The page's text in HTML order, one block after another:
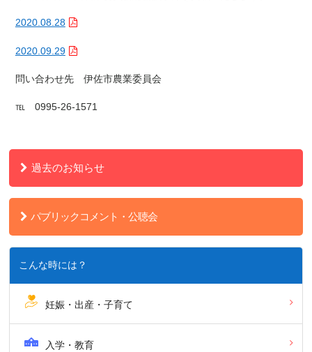
2020.08.28
2020.09.29
問い合わせ先 伊佐市農業委員会
℡ 0995-26-1571
過去のお知らせ
パブリックコメント・公聴会
こんな時には？
妊娠・出産・子育て
入学・教育